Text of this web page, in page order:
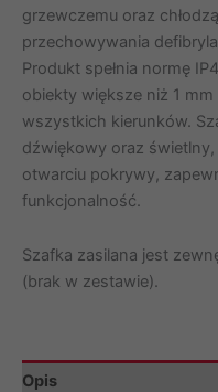
AIVIA
200
z
alarmem
dźwiękowym
grzewczemu oraz
przechowywania
Produkt spełnia normę
obiekty większe niż 1
wszystkich kierunków.
dźwiękowy oraz
otwarciu pokrywy,
funkcjonalność.
Szafka zasilana jest
(brak w zestawie).
Opis